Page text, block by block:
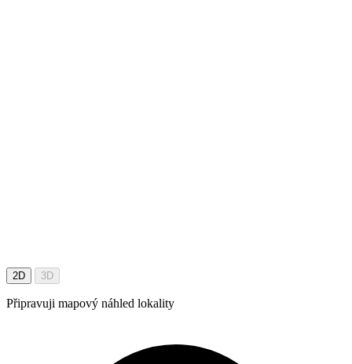
2D 3D
Připravuji mapový náhled lokality